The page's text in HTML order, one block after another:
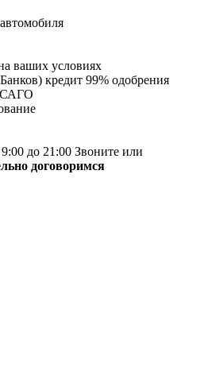
ваших условиях
кредит 99% одобрения
до 21:00 Звоните или
договоримся